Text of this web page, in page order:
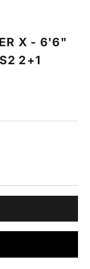
X - 6'6"
2+1